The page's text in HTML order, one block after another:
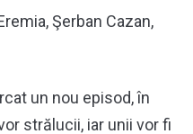
Şerban Cazan,
un nou episod, în
strălucii, iar unii vor fi